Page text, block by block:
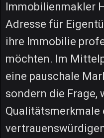
Immobilienmakler
Adresse für
ihre Immobilie
möchten. Im
eine pauschale
sondern die Frage,
Qualitätsmerkmale